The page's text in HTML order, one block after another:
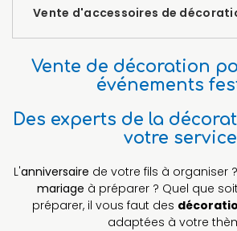
Vente d'accessoires de
Vente de décoration
événements
Des experts de la
votre service
L'anniversaire de votre fils à organiser
mariage à préparer ? Quel que
préparer, il vous faut des
adaptées à votre